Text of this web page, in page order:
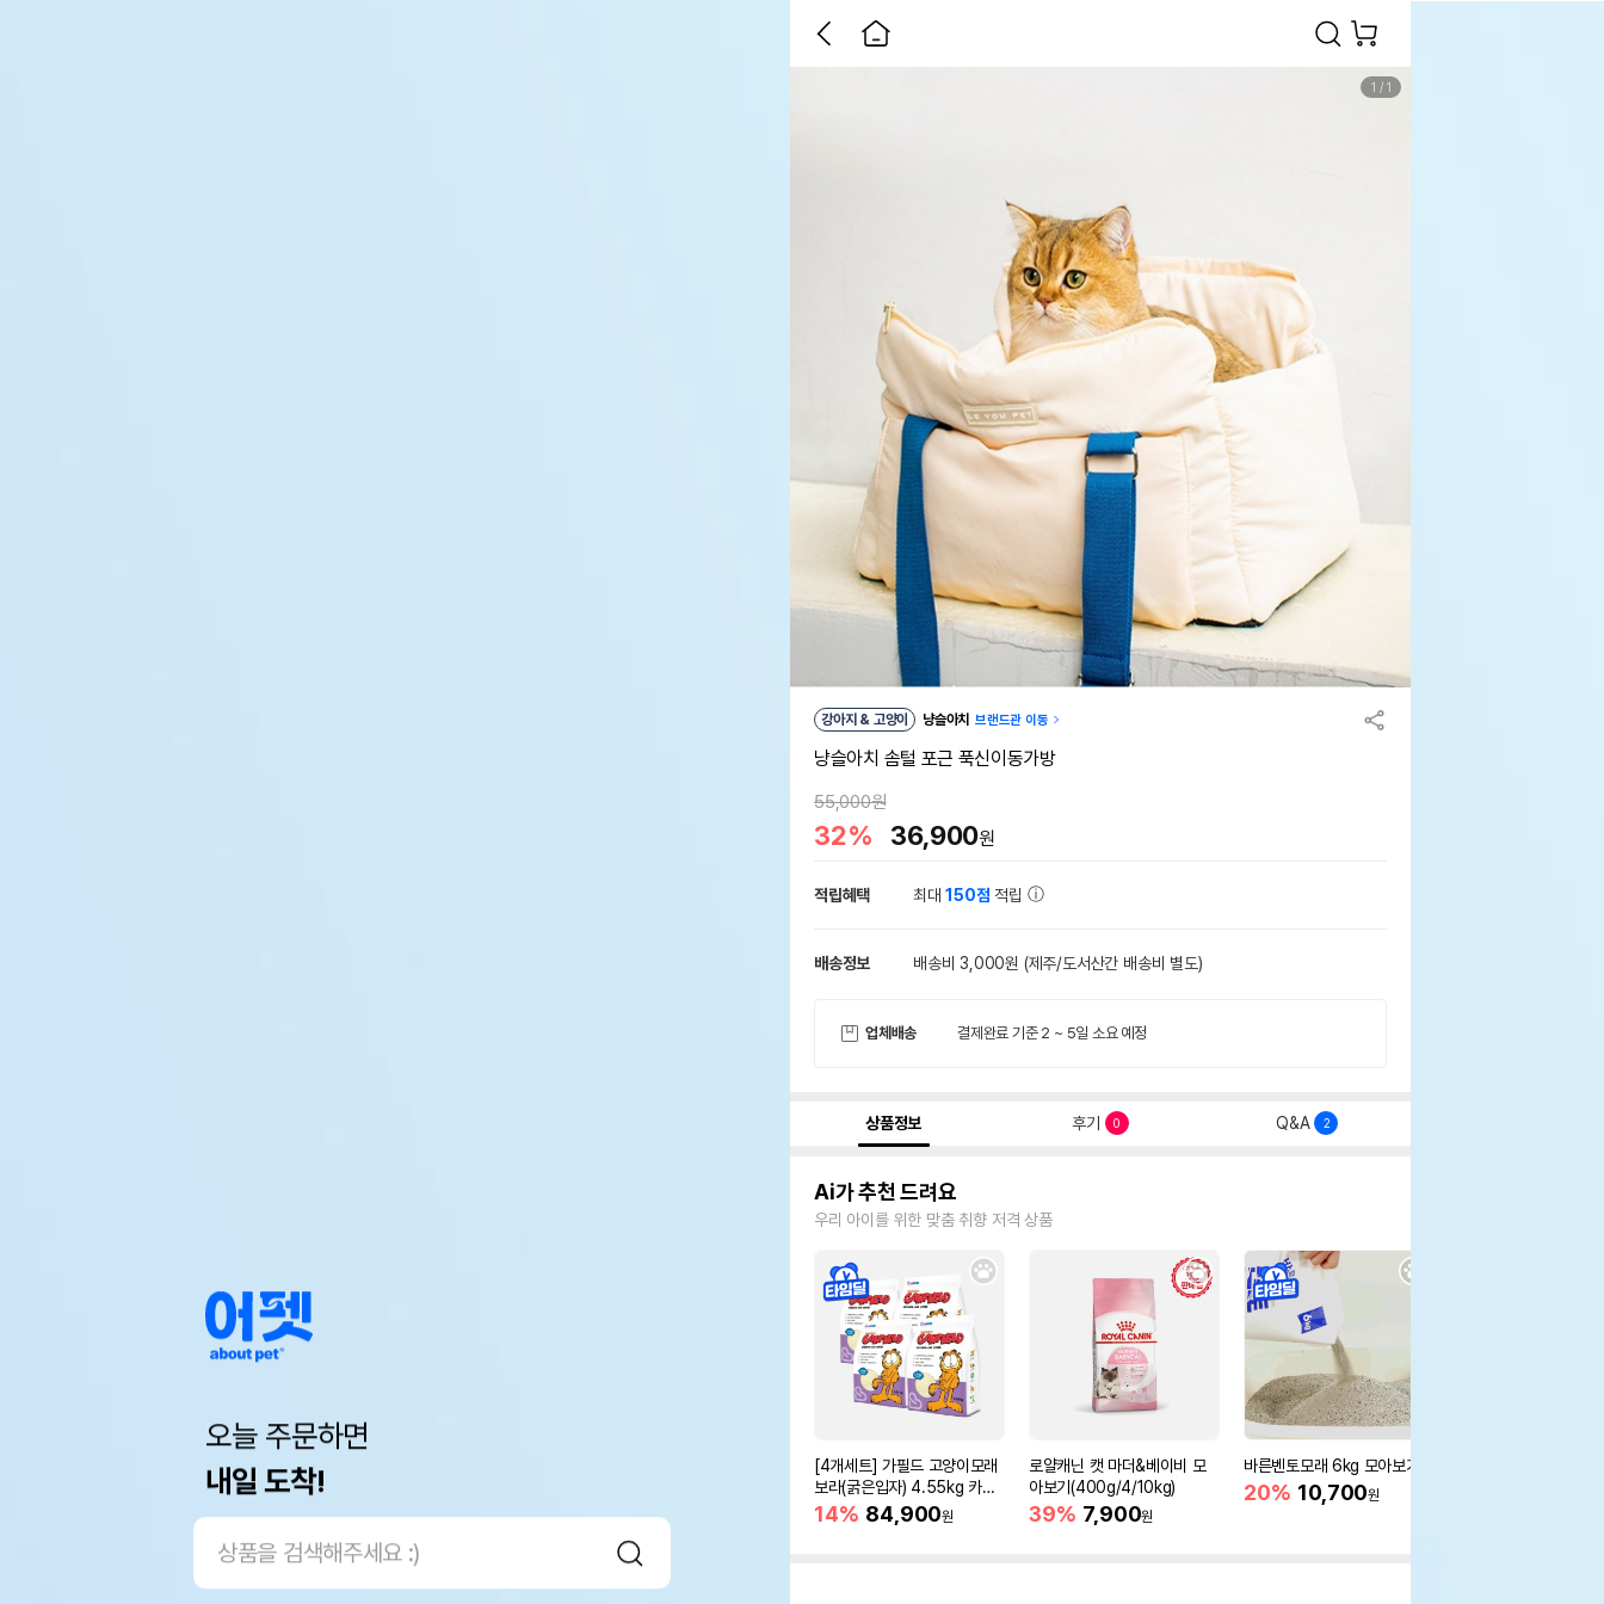
오늘 주문하면
내일 도착!
1 / 1
강아지 & 고양이 냥슬아치 브랜드관 이동
냥슬아치 솜털 포근 푹신이동가방
55,000원
32% 36,900원
적립혜택 최대150점 적립
배송정보 배송비 3,000원 (제주/도서산간 배송비 별도)
업체배송 결제완료 기준 2 ~ 5일 소요 예정
상품정보 후기 0 Q&A 2
Ai가 추천 드려요
우리 아이를 위한 맞춤 취향 저격 상품
[4개세트] 가필드 고양이모래
보라(굵은입자) 4.55kg 카사
바모래
14% 84,900원
로얄캐닌 캣 마더&베이비 모
아보기(400g/4/10kg)
39% 7,900원
바른벤토모래 6kg 모아보기
20% 10,700원